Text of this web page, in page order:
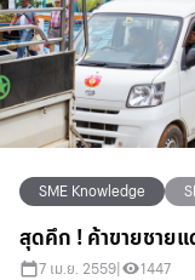
SME Knowledge
สุดคึก ! ค้าขายชาย
7 เม.ย. 2559 1447